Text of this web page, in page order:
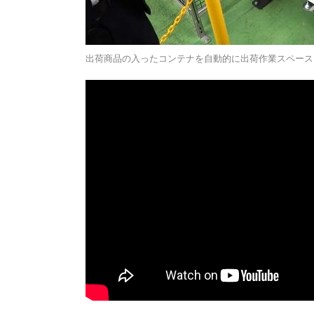
出荷商品の入ったコンテナを自動的に出荷作業スペー